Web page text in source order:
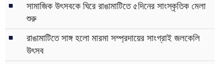
সামাজিক উৎসবকে ঘিরে রাঙামাটিতে ৫দিনের সাংস্কৃতিক মেলা
শুরু
রাঙামাটিতে সাঙ্গ হলো মারমা সম্প্রদায়ের সাংগ্রাই জলকেলি
উৎসব